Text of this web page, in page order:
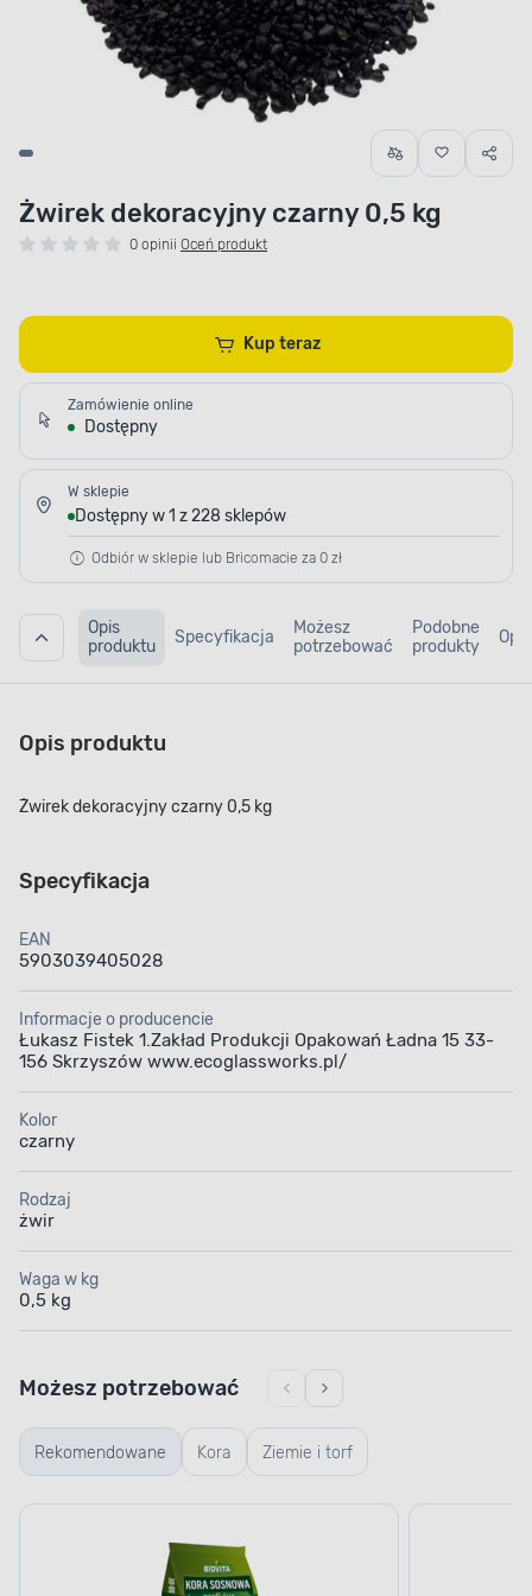
Żwirek dekoracyjny czarny 0,5 kg
0 opinii Oceń produkt
Kup teraz
Zamówienie online
Dostępny
W sklepie
Dostępny w 1 z 228 sklepów
Odbiór w sklepie lub Bricomacie za 0 zł
Opis
produktu
Specyfikacja
Możesz
potrzebować
Podobne
produkty
Opis produktu
Żwirek dekoracyjny czarny 0,5 kg
Specyfikacja
EAN
5903039405028
Informacje o producencie
Łukasz Fistek 1.Zakład Produkcji Opakowań Ładna 15 33-
156 Skrzyszów www.ecoglassworks.pl/
Kolor
czarny
Rodzaj
żwir
Waga w kg
0,5 kg
Rekomendowane Kora Ziemie i torf
Możesz potrzebować